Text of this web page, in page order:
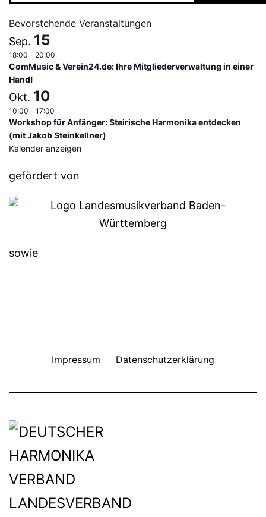
Bevorstehende Veranstaltungen
Sep. 15
18:00 - 20:00
ComMusic & Verein24.de: Ihre Mitgliederverwaltung in einer
Hand!
Okt. 10
10:00 - 17:00
Workshop für Anfänger: Steirische Harmonika entdecken
(mit Jakob Steinkellner)
Kalender anzeigen
gefördert von
sowie
Impressum Datenschutzerklärung